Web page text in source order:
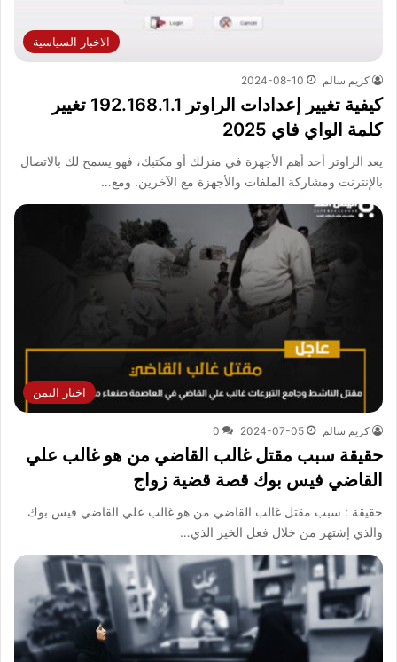
الاخبار السياسية
كريم سالم 2024-08-10
كيفية تغيير إعدادات الراوتر 192.168.1.1 تغيير
كلمة الواي فاي 2025
يعد الراوتر أحد أهم الأجهزة في منزلك أو مكتبك، فهو يسمح لك بالاتصال
بالإنترنت ومشاركة الملفات والأجهزة مع الآخرين. ومع…
اخبار اليمن
كريم سالم 2024-07-05
0
حقيقة سبب مقتل غالب القاضي من هو غالب علي
القاضي فيس بوك قصة قضية زواج
حقيقة : سبب مقتل غالب القاضي من هو غالب علي القاضي فيس بوك
والذي إشتهر من خلال فعل الخير الذي…